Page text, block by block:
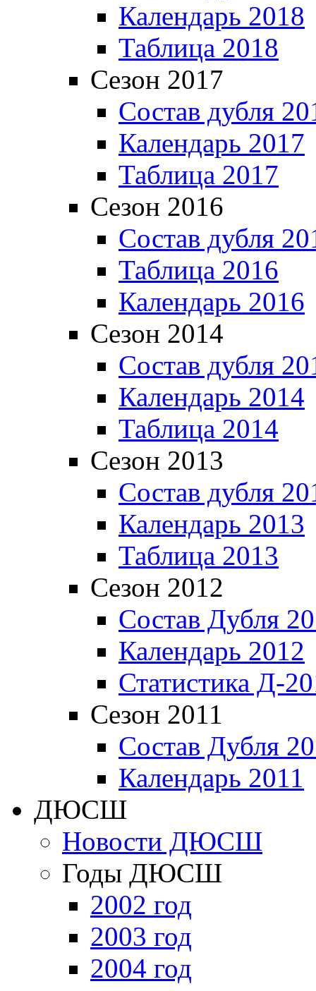
Календарь 2018
Таблица 2018
Сезон 2017
Состав дубля
Календарь 2017
Таблица 2017
Сезон 2016
Состав дубля
Таблица 2016
Календарь 2016
Сезон 2014
Состав дубля
Календарь 2014
Таблица 2014
Сезон 2013
Состав дубля
Календарь 2013
Таблица 2013
Сезон 2012
Состав Дубля
Календарь 2012
Статистика Д-
Сезон 2011
Состав Дубля
Календарь 2011
ДЮСШ
Новости ДЮСШ
Годы ДЮСШ
2002 год
2003 год
2004 год